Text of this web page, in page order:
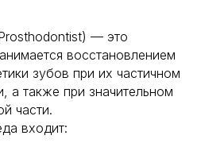
— это
восстановлением
зубов при их частичном
а также при значительном
части.
входит: